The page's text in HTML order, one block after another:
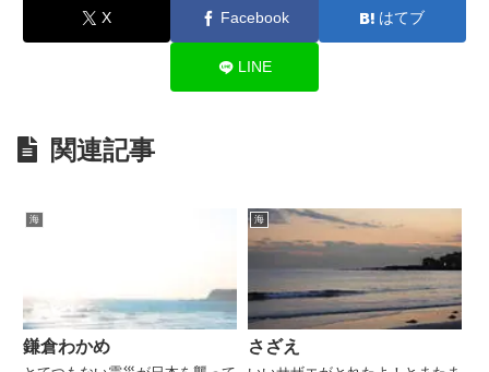
X Facebook はてブ
LINE
関連記事
海
鎌倉わかめ
海
さざえ